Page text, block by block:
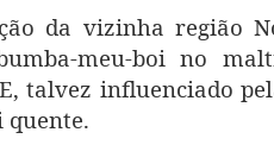
da vizinha região
meu-boi no
talvez influenciado
quente.